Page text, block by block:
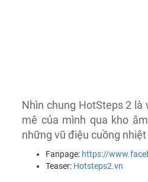
Nhìn chung HotSteps 2
mê của mình qua kho
những vũ điệu cuồng
Fanpage: https://
Teaser: Hotsteps2.vn